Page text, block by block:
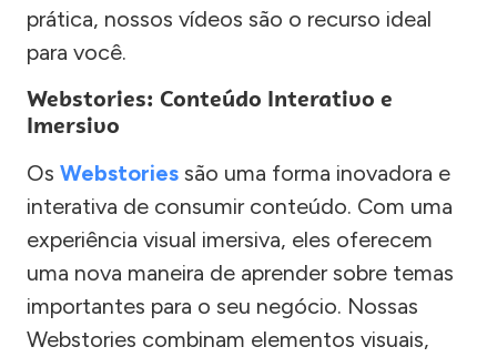
prática, nossos vídeos são o recurso ideal
para você.
Webstories: Conteúdo Interativo e
Imersivo
Os Webstories são uma forma inovadora e
interativa de consumir conteúdo. Com uma
experiência visual imersiva, eles oferecem
uma nova maneira de aprender sobre temas
importantes para o seu negócio. Nossas
Webstories combinam elementos visuais,